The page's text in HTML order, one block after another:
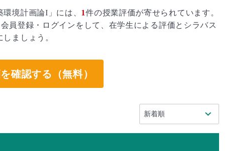
境計画論I」には、 1件の授業評価が寄せられています。
員登録・ログインをして、在学生による評価とシラバス
ましょう。
確認する（無料）